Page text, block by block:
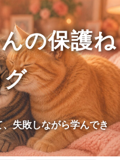
の保護ね
失敗しながら学んでき